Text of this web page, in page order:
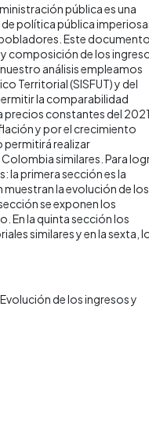
pública es una
política pública
Este documento
composición de los
análisis empleamos
Territorial (SISFUT) y del
la comparabilidad
precios constantes del
y por el crecimiento
realizar
similares. Para
la primera sección es la
la evolución de los
se exponen los
En la quinta sección los
similares y en la sexta,
Evolución de los ingresos y